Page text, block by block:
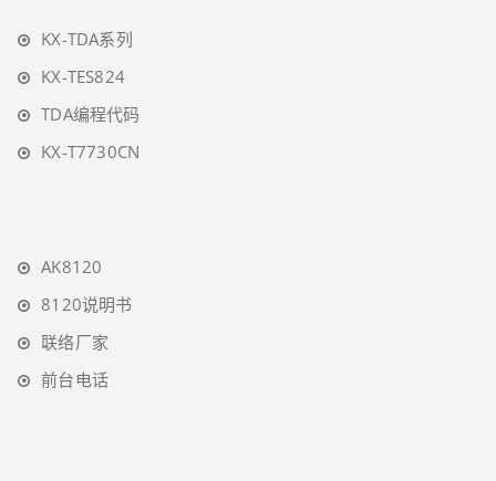
KX-TDA系列
KX-TES824
TDA编程代码
KX-T7730CN
AK8120
8120说明书
联络厂家
前台电话